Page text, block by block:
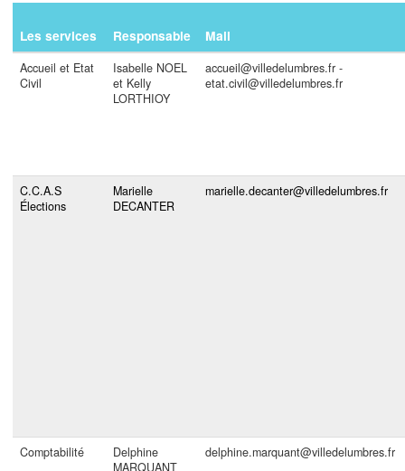
Les services Responsable Mail
Accueil et Etat
Civil
Isabelle NOEL
et Kelly
LORTHIOY
accueil@villedelumbres.fr -
etat.civil@villedelumbres.fr
C.C.A.S
Élections
Marielle
DECANTER
marielle.decanter@villedelumbres.fr
Comptabilité
Delphine
MARQUANT
delphine.marquant@villedelumbres.fr